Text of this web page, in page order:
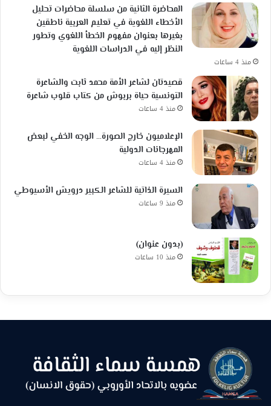
المحاضرة الثانية من سلسلة محاضرات تحليل
الأخطاء اللغوية في تعليم العربية ناطقين
بغيرها بعنوان مفهوم الخطأ اللغوي وتطور
النظر إليه في الدراسات اللغوية
منذ 4 ساعات
قصيدتان لشاعر الأمة محمد ثابت والشاعرة
التونسية حياة بربوش من كتاب قلوب شاعرة
منذ 4 ساعات
الإعلاميون خارج الصورة… الوجه الخفي لبعض
المهرجانات الدولية
منذ 4 ساعات
السيرة الذاتية للشاعر الكبير درويش الأسيوطي
منذ 9 ساعات
(بدون عنوان)
منذ 10 ساعات